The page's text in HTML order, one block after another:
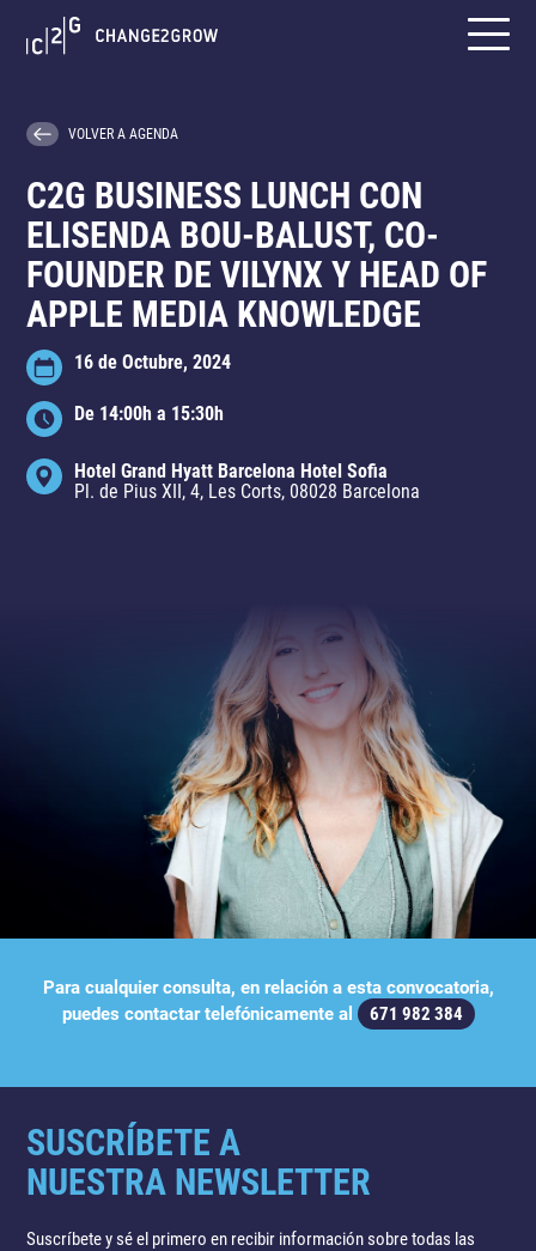
VOLVER A AGENDA
C2G BUSINESS LUNCH CON
ELISENDA BOU-BALUST, CO-
FOUNDER DE VILYNX Y HEAD OF
APPLE MEDIA KNOWLEDGE
16 de Octubre, 2024
De 14:00h a 15:30h
Hotel Grand Hyatt Barcelona Hotel Sofia
Pl. de Pius XII, 4, Les Corts, 08028 Barcelona
Para cualquier consulta, en relación a esta convocatoria,
puedes contactar telefónicamente al
671 982 384
SUSCRÍBETE A
NUESTRA NEWSLETTER
Suscríbete y sé el primero en recibir información sobre todas las